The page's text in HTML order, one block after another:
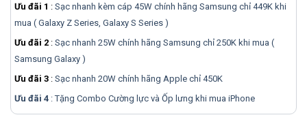
Ưu đãi 1 : Sạc nhanh kèm cáp 45W chính hãng Samsung chỉ 449K khi
mua ( Galaxy Z Series, Galaxy S Series )
Ưu đãi 2 : Sạc nhanh 25W chính hãng Samsung chỉ 250K khi mua (
Samsung Galaxy )
Ưu đãi 3 : Sạc nhanh 20W chính hãng Apple chỉ 450K
Ưu đãi 4 : Tặng Combo Cường lực và Ốp lưng khi mua iPhone